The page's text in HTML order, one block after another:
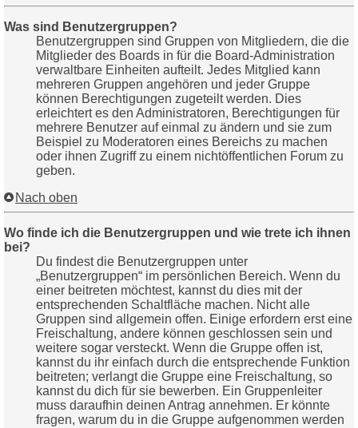
Was sind Benutzergruppen?
Benutzergruppen sind Gruppen von Mitgliedern, die die
Mitglieder des Boards in für die Board-Administration
verwaltbare Einheiten aufteilt. Jedes Mitglied kann
mehreren Gruppen angehören und jeder Gruppe
können Berechtigungen zugeteilt werden. Dies
erleichtert es den Administratoren, Berechtigungen für
mehrere Benutzer auf einmal zu ändern und sie zum
Beispiel zu Moderatoren eines Bereichs zu machen
oder ihnen Zugriff zu einem nichtöffentlichen Forum zu
geben.
Nach oben
Wo finde ich die Benutzergruppen und wie trete ich ihnen
bei?
Du findest die Benutzergruppen unter
„Benutzergruppen“ im persönlichen Bereich. Wenn du
einer beitreten möchtest, kannst du dies mit der
entsprechenden Schaltfläche machen. Nicht alle
Gruppen sind allgemein offen. Einige erfordern erst eine
Freischaltung, andere können geschlossen sein und
weitere sogar versteckt. Wenn die Gruppe offen ist,
kannst du ihr einfach durch die entsprechende Funktion
beitreten; verlangt die Gruppe eine Freischaltung, so
kannst du dich für sie bewerben. Ein Gruppenleiter
muss daraufhin deinen Antrag annehmen. Er könnte
fragen, warum du in die Gruppe aufgenommen werden